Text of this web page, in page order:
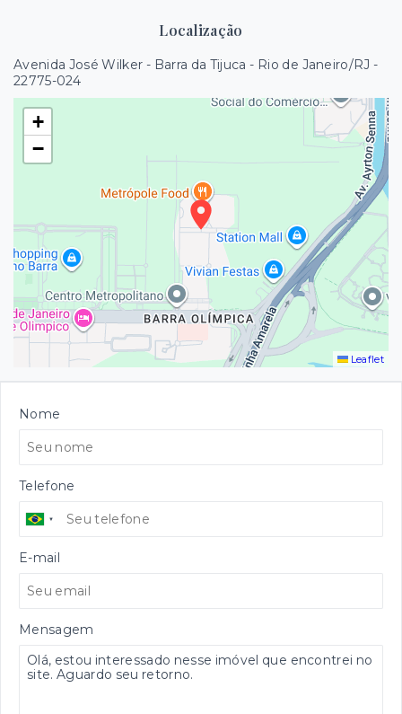
Localização
Avenida José Wilker - Barra da Tijuca - Rio de Janeiro/RJ -
22775-024
+
−
Leaflet
Nome
Telefone
E-mail
Mensagem